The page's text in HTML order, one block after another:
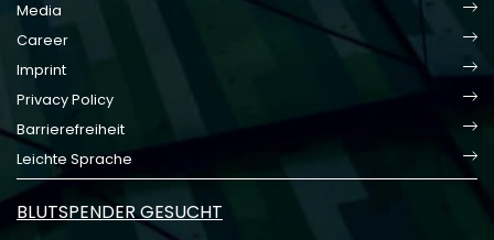
Media
Career
Imprint
Privacy Policy
Barrierefreiheit
Leichte Sprache
BLUTSPENDER GESUCHT